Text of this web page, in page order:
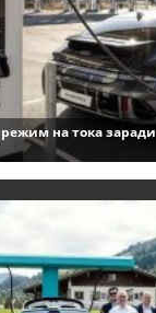
на тока заради